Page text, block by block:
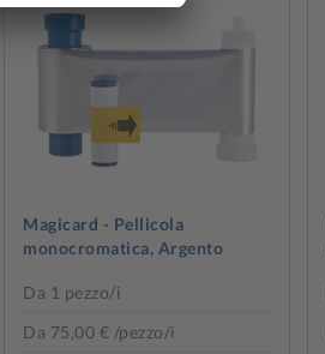
Magicard - Pellicola
monocromatica, Argento
Da 1 pezzo/i
Da 75,00 € /pezzo/i